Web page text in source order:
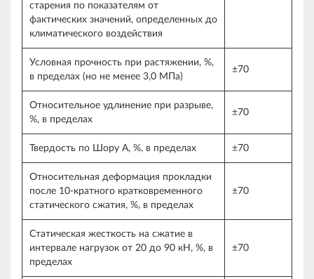
старения по показателям от
фактических значений, определенных до
климатического воздействия
Условная прочность при растяжении, %,
в пределах (но не менее 3,0 МПа)
±70
Относительное удлинение при разрыве,
%, в пределах
±70
Твердость по Шору А, %, в пределах ±70
Относительная деформация прокладки
после 10-кратного кратковременного
статического сжатия, %, в пределах
±70
Статическая жесткость на сжатие в
интервале нагрузок от 20 до 90 кН, %, в
пределах
±70